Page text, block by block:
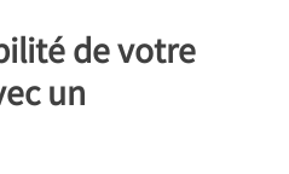
de votre
un